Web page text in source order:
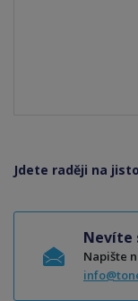
Jdete raději na
Nevíte
Napište